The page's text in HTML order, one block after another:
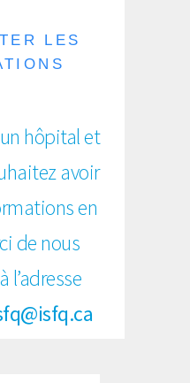
LES
hôpital et
avoir
en
de nous
l’adresse